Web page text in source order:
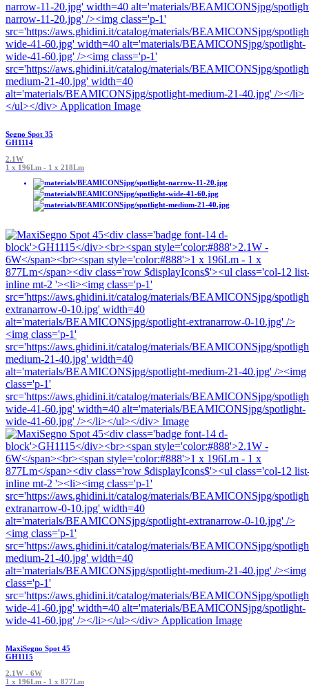
Segno Spot 35
GH1114
2.1W
1 x 196Lm - 1 x 218Lm
MaxiSegno Spot 45
GH1115
2.1W - 6W
1 x 196Lm - 1 x 877Lm